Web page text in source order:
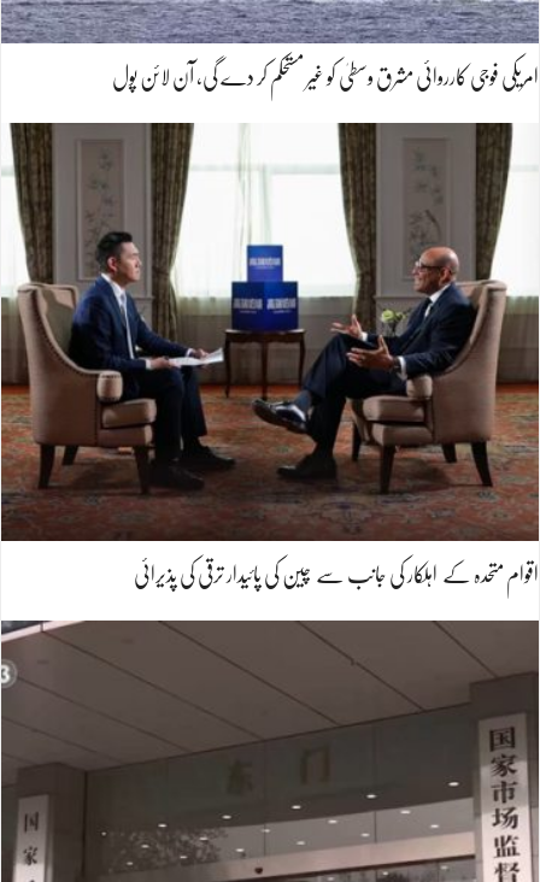
امریکی فوجی کارروائی مشرق وسطیٰ کو غیر مستحکم کر دے گی، آن لائن پول
اقوام متحدہ کے اہلکار کی جانب سے چین کی پائیدار ترقی کی پذیرائی